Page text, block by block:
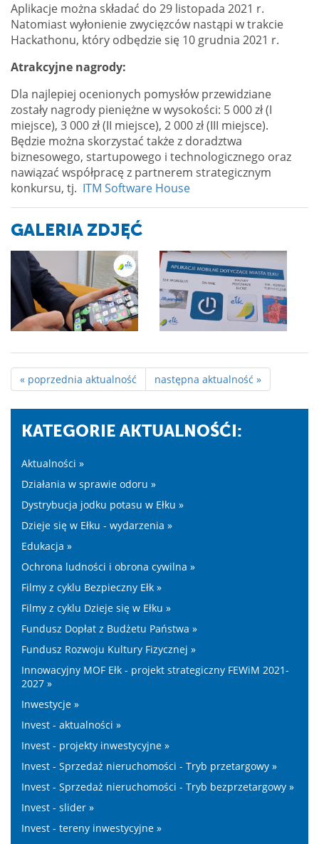
Aplikacje można składać do 29 listopada 2021 r.
Natomiast wyłonienie zwycięzców nastąpi w trakcie
Hackathonu, który odbędzie się 10 grudnia 2021 r.
Atrakcyjne nagrody:
Dla najlepiej ocenionych pomysłów przewidziane
zostały nagrody pieniężne w wysokości: 5 000 zł (I
miejsce), 3 000 zł (II miejsce), 2 000 zł (III miejsce).
Będzie można skorzystać także z doradztwa
biznesowego, startupowego i technologicznego oraz
nawiązać współpracę z partnerem strategicznym
konkursu, tj. ITM Software House
GALERIA ZDJĘĆ
« poprzednia aktualność następna aktualność »
KATEGORIE AKTUALNOŚĆI:
Aktualności »
Działania w sprawie odoru »
Dystrybucja jodku potasu w Ełku »
Dzieje się w Ełku - wydarzenia »
Edukacja »
Ochrona ludności i obrona cywilna »
Filmy z cyklu Bezpieczny Ełk »
Filmy z cyklu Dzieje się w Ełku »
Fundusz Dopłat z Budżetu Państwa »
Fundusz Rozwoju Kultury Fizycznej »
Innowacyjny MOF Ełk - projekt strategiczny FEWiM 2021-
2027 »
Inwestycje »
Invest - aktualności »
Invest - projekty inwestycyjne »
Invest - Sprzedaż nieruchomości - Tryb przetargowy »
Invest - Sprzedaż nieruchomości - Tryb bezprzetargowy »
Invest - slider »
Invest - tereny inwestycyjne »